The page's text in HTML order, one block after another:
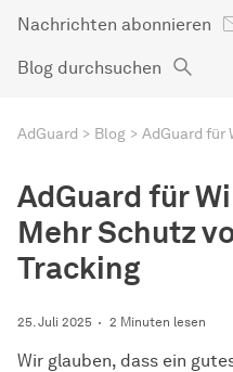
Nachrichten abonnieren
Blog durchsuchen
AdGuard Blog
AdGuard für
Mehr Schutz
Tracking
25. Juli 2025 2 Minuten lesen
Wir glauben, dass ein